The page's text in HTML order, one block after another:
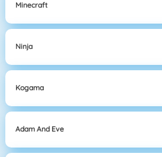
Minecraft
Ninja
Kogama
Adam And Eve